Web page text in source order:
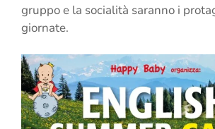
gruppo e la socialità saranno i
giornate.